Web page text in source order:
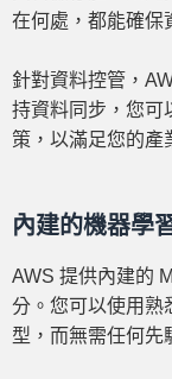
在何處，都能確保
針對資料控管，
持資料同步，您可
策，以滿足您的產
內建的機器學
AWS 提供內建的
分。您可以使用熟
型，而無需任何先